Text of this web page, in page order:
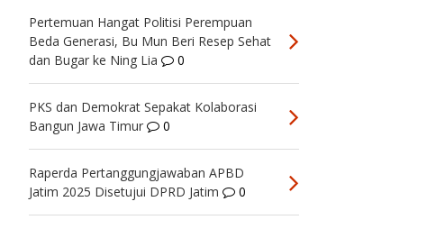
Pertemuan Hangat Politisi Perempuan
Beda Generasi, Bu Mun Beri Resep Sehat
dan Bugar ke Ning Lia
0
PKS dan Demokrat Sepakat Kolaborasi
Bangun Jawa Timur
0
Raperda Pertanggungjawaban APBD
Jatim 2025 Disetujui DPRD Jatim
0